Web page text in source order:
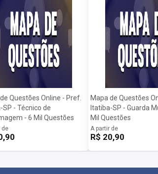
Questões Online - Pref.
SP - Técnico de
- 6 Mil Questões
de
Mapa de Questões
Itatiba-SP - Guarda
Mil Questões
A partir de
R$ 20,90